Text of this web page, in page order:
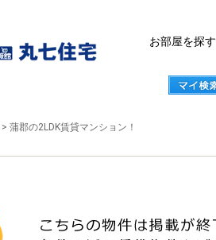
お部屋を探す
> 蒲郡の2LDK賃貸マンション！